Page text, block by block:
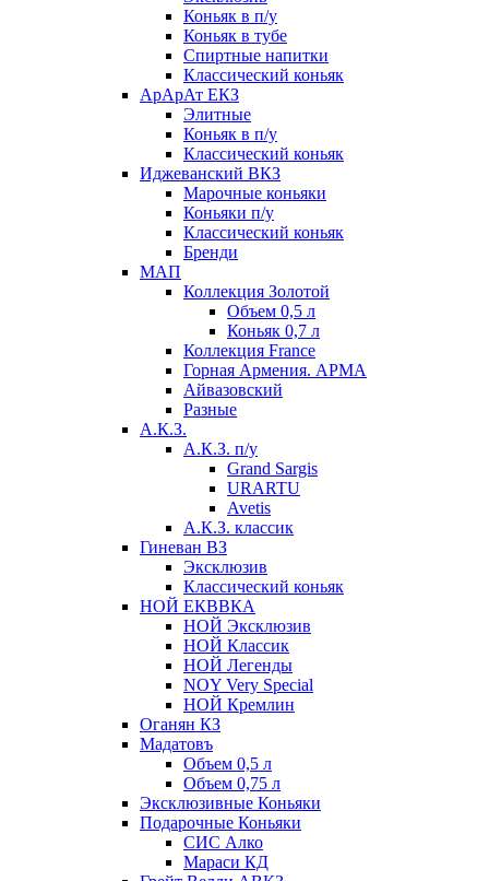
Коньяк в п/у
Коньяк в тубе
Спиртные напитки
Классический коньяк
АрАрАт ЕКЗ
Элитные
Коньяк в п/у
Классический коньяк
Иджеванский ВКЗ
Марочные коньяки
Коньяки п/у
Классический коньяк
Бренди
МАП
Коллекция Золотой
Объем 0,5 л
Коньяк 0,7 л
Коллекция France
Горная Армения. АРМА
Айвазовский
Разные
А.К.З.
А.К.З. п/у
Grand Sargis
URARTU
Avetis
А.К.З. классик
Гиневан ВЗ
Эксклюзив
Классический коньяк
НОЙ ЕКВВКА
НОЙ Эксклюзив
НОЙ Классик
НОЙ Легенды
NOY Very Speсial
НОЙ Кремлин
Оганян КЗ
Мадатовъ
Объем 0,5 л
Объем 0,75 л
Эксклюзивные Коньяки
Подарочные Коньяки
СИС Алко
Мараси КД